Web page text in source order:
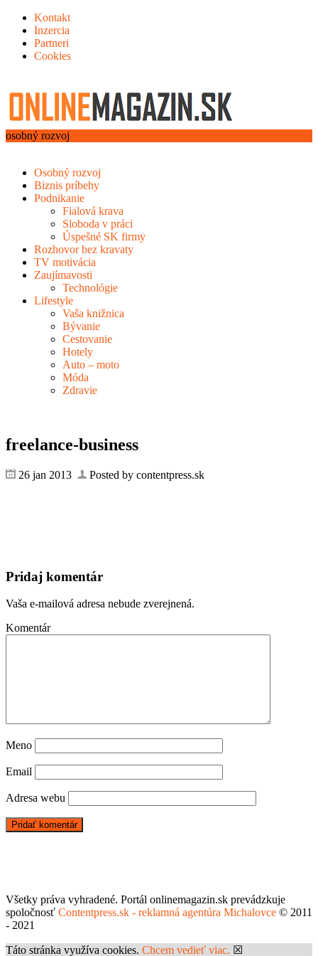
Kontakt
Inzercia
Partneri
Cookies
osobný rozvoj
Osobný rozvoj
Biznis príbehy
Podnikanie
Fialová krava
Sloboda v práci
Úspešné SK firmy
Rozhovor bez kravaty
TV motivácia
Zaujímavosti
Technológie
Lifestyle
Vaša knižnica
Bývanie
Cestovanie
Hotely
Auto – moto
Móda
Zdravie
freelance-business
26 jan 2013 Posted by contentpress.sk
Pridaj komentár
Vaša e-mailová adresa nebude zverejnená.
Komentár
Meno
Email
Adresa webu
Všetky práva vyhradené. Portál onlinemagazin.sk prevádzkuje
spoločnosť Contentpress.sk - reklamná agentúra Michalovce © 2011
- 2021
Táto stránka využíva cookies. Chcem vedieť viac. ☒